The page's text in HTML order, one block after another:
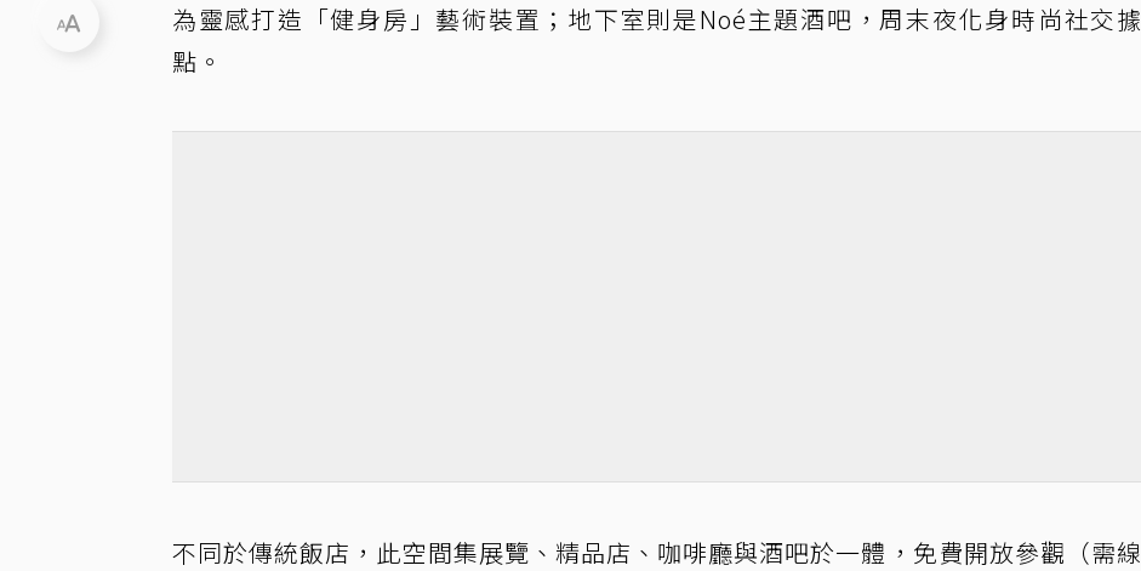
為靈感打造「健身房」藝術裝置；地下室則是Noé主題酒吧，周末夜化身時尚社交據
點。
不同於傳統飯店，此空間集展覽、精品店、咖啡廳與酒吧於一體，免費開放參觀（需線